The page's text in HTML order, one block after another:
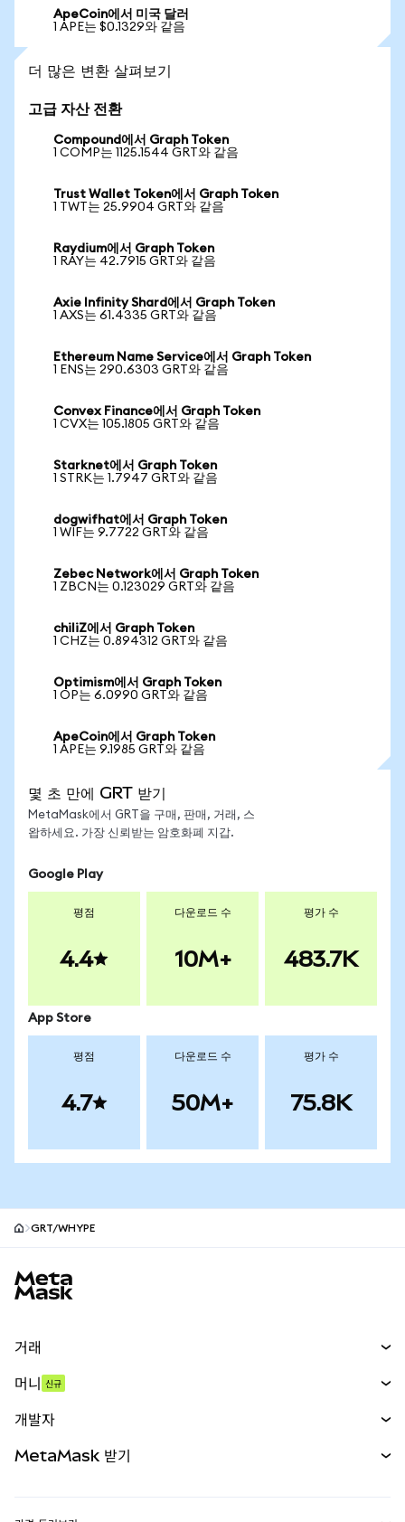
ApeCoin에서 미국 달러
1 APE는 $0.1329와 같음
더 많은 변환 살펴보기
고급 자산 전환
Compound에서 Graph Token
1 COMP는 1125.1544 GRT와 같음
Trust Wallet Token에서 Graph Token
1 TWT는 25.9904 GRT와 같음
Raydium에서 Graph Token
1 RAY는 42.7915 GRT와 같음
Axie Infinity Shard에서 Graph Token
1 AXS는 61.4335 GRT와 같음
Ethereum Name Service에서 Graph Token
1 ENS는 290.6303 GRT와 같음
Convex Finance에서 Graph Token
1 CVX는 105.1805 GRT와 같음
Starknet에서 Graph Token
1 STRK는 1.7947 GRT와 같음
dogwifhat에서 Graph Token
1 WIF는 9.7722 GRT와 같음
Zebec Network에서 Graph Token
1 ZBCN는 0.123029 GRT와 같음
chiliZ에서 Graph Token
1 CHZ는 0.894312 GRT와 같음
Optimism에서 Graph Token
1 OP는 6.0990 GRT와 같음
ApeCoin에서 Graph Token
1 APE는 9.1985 GRT와 같음
몇 초 만에 GRT 받기
MetaMask에서 GRT을 구매, 판매, 거래, 스
왑하세요. 가장 신뢰받는 암호화폐 지갑.
Google Play
평점
4.4
다운로드 수
10M+
평가 수
483.7K
App Store
평점
4.7
다운로드 수
50M+
평가 수
75.8K
GRT/WHYPE
거래
무기한 선물
실물자산
머니 신규
개발자
MetaMask 받기